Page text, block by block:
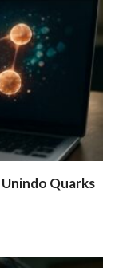
Quarks